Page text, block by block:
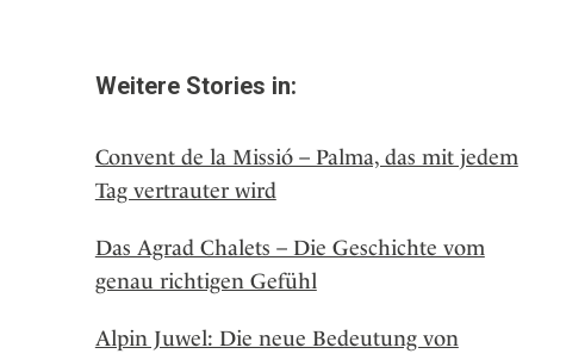
Weitere Stories in:
Convent de la Missió – Palma, das mit jedem
Tag vertrauter wird
Das Agrad Chalets – Die Geschichte vom
genau richtigen Gefühl
Alpin Juwel: Die neue Bedeutung von